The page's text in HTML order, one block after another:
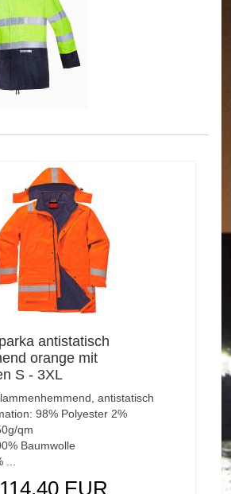
antistatisch
orange mit
S - 3XL
antistatisch
98% Polyester 2%
qm
Baumwolle
...
114,40 EUR